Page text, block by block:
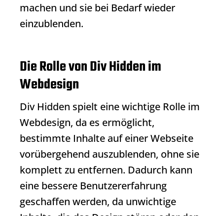
machen und sie bei Bedarf wieder
einzublenden.
Die Rolle von Div Hidden im
Webdesign
Div Hidden spielt eine wichtige Rolle im
Webdesign, da es ermöglicht,
bestimmte Inhalte auf einer Webseite
vorübergehend auszublenden, ohne sie
komplett zu entfernen. Dadurch kann
eine bessere Benutzererfahrung
geschaffen werden, da unwichtige